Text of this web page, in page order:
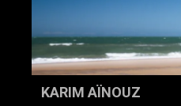
KARIM AÏNOUZ